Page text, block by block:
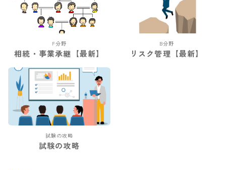
当サイトのご紹介/お問い合わせ
F分野
相続・事業承継【最新】
B分野
リスク管理【最新】
試験の攻略
試験の攻略